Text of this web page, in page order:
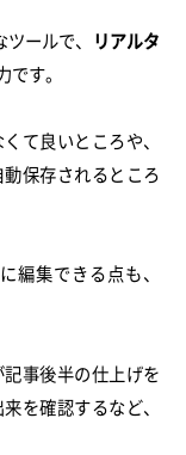
ールで、 リアルタ
す。
て良いところや、
保存されるところ
編集できる点も、
事後半の仕上げを
を確認するなど、